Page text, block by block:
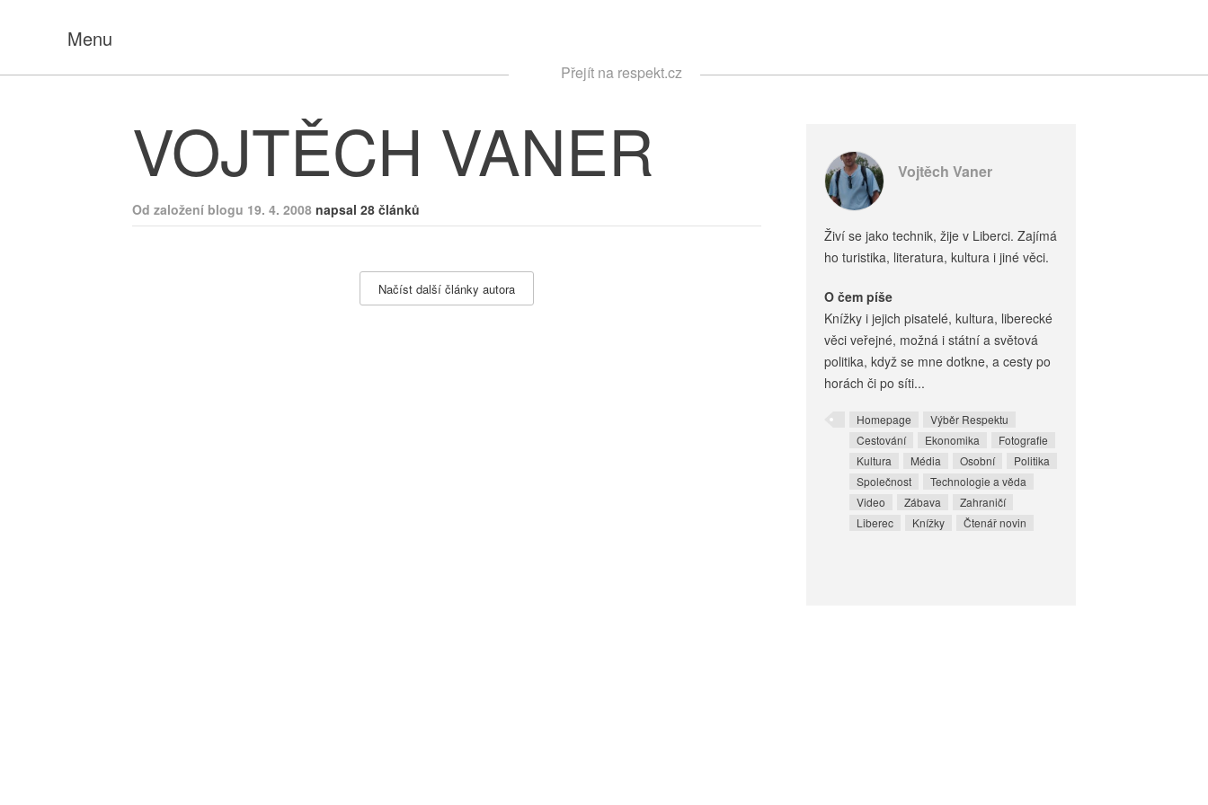
Menu
Přejít na respekt.cz
VOJTĚCH VANER
Od založení blogu 19. 4. 2008 napsal 28 článků
Načíst další články autora
Vojtěch Vaner
Živí se jako technik, žije v Liberci. Zajímá
ho turistika, literatura, kultura i jiné věci.
O čem píše
Knížky i jejich pisatelé, kultura, liberecké
věci veřejné, možná i státní a světová
politika, když se mne dotkne, a cesty po
horách či po síti...
Homepage
Výběr Respektu
Cestování
Ekonomika
Fotografie
Kultura
Média Osobní
Politika
Společnost
Technologie a věda
Video
Zábava
Zahraničí
Liberec
Knížky Čtenář novin